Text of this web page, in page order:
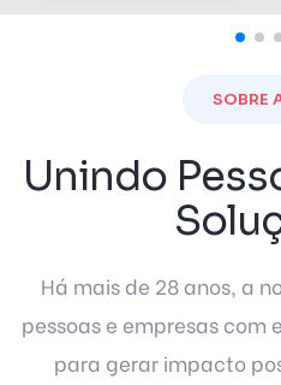
SOBRE
Unindo
Há mais de 28 anos, a
pessoas e empresas com
para gerar impacto